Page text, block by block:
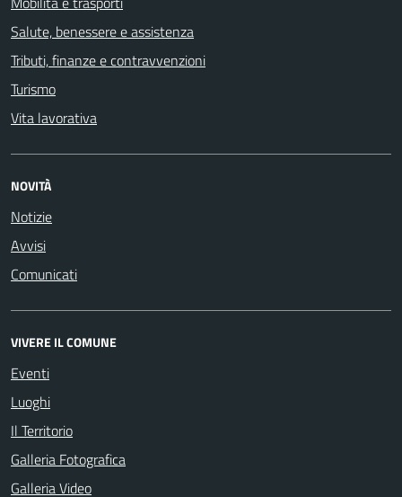
Salute, benessere e assistenza
Tributi, finanze e contravvenzioni
Turismo
Vita lavorativa
NOVITÀ
Notizie
Avvisi
Comunicati
VIVERE IL COMUNE
Eventi
Luoghi
Il Territorio
Galleria Fotografica
Galleria Video